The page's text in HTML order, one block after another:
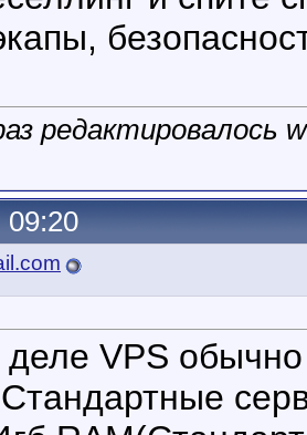
редактировалось
VPS обычно